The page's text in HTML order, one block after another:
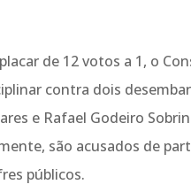
de 12 votos a 1, o
contra dois
e Rafael Godeiro
são acusados de
públicos.